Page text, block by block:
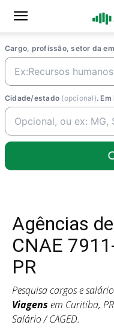
Cargo, profissão, setor da
Cidade/estado (opcional).
Agências
CNAE
PR
Pesquisa cargos e
Viagens em Curitiba,
Salário / CAGED.